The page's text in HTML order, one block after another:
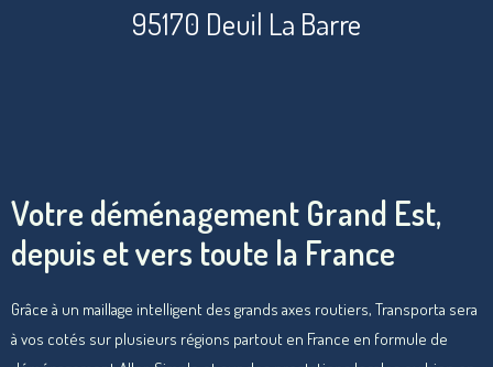
95170 Deuil La Barre
Votre déménagement Grand Est,
depuis et vers toute la France
Grâce à un maillage intelligent des grands axes routiers, Transporta sera
à vos cotés sur plusieurs régions partout en France en formule de